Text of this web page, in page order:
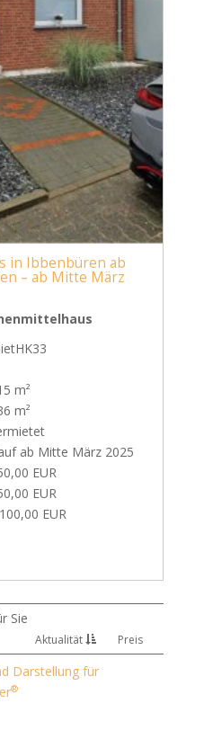
in Ibbenbüren ab
– ab Mitte März
m²
m²
ab Mitte März 2025
EUR
EUR
EUR
Sie
Aktualität Preis
Darstellung für
®